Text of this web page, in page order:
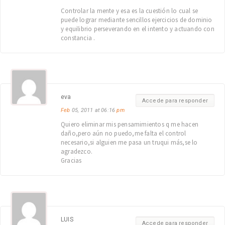
Controlar la mente y esa es la cuestión lo cual se
puede lograr mediante sencillos ejercicios de dominio
y equilibrio perseverando en el intento y actuando con
constancia .
Accede para responder
eva
Feb 05, 2011 at 06:16pm
Quiero eliminar mis pensamimientos q me hacen
daño,pero aún no puedo,me falta el control
necesario,si alguien me pasa un truqui más,se lo
agradezco.
Gracias
Accede para responder
LUIS